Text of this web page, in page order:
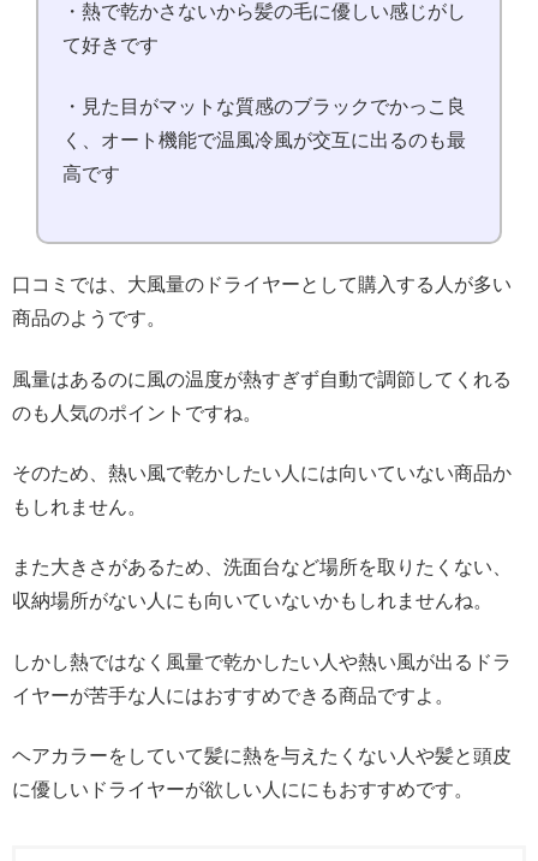
・熱で乾かさないから髪の毛に優しい感じがし
て好きです
・見た目がマットな質感のブラックでかっこ良
く、オート機能で温風冷風が交互に出るのも最
高です
口コミでは、大風量のドライヤーとして購入する人が多い
商品のようです。
風量はあるのに風の温度が熱すぎず自動で調節してくれる
のも人気のポイントですね。
そのため、熱い風で乾かしたい人には向いていない商品か
もしれません。
また大きさがあるため、洗面台など場所を取りたくない、
収納場所がない人にも向いていないかもしれませんね。
しかし熱ではなく風量で乾かしたい人や熱い風が出るドラ
イヤーが苦手な人にはおすすめできる商品ですよ。
ヘアカラーをしていて髪に熱を与えたくない人や髪と頭皮
に優しいドライヤーが欲しい人ににもおすすめです。